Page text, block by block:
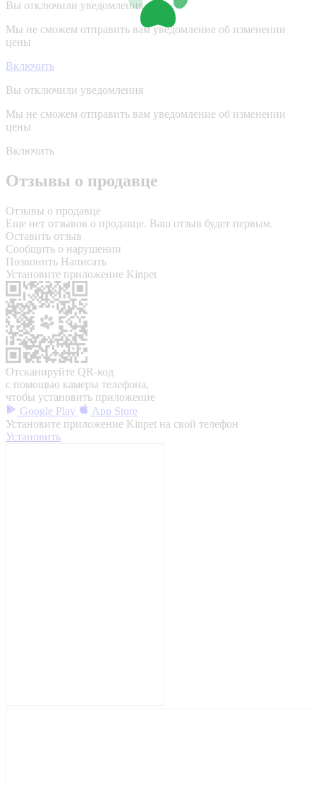
Вы отключили уведомления
Мы не сможем отправить вам уведомление об изменении
цены
Включить
Вы отключили уведомления
Мы не сможем отправить вам уведомление об изменении
цены
Включить
Отзывы о продавце
Отзывы о продавце
Еще нет отзывов о продавце. Ваш отзыв будет первым.
Оставить отзыв
Сообщить о нарушении
Позвонить Написать
Установите приложение Kinpet
Отсканируйте QR-код
с помощью камеры телефона,
чтобы установить приложение
Google Play
App Store
Установите приложение Kinpet на свой телефон
Установить